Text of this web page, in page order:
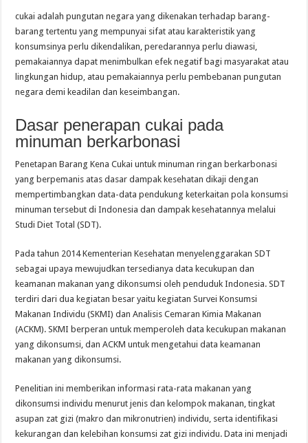
cukai adalah pungutan negara yang dikenakan terhadap barang-
barang tertentu yang mempunyai sifat atau karakteristik yang
konsumsinya perlu dikendalikan, peredarannya perlu diawasi,
pemakaiannya dapat menimbulkan efek negatif bagi masyarakat atau
lingkungan hidup, atau pemakaiannya perlu pembebanan pungutan
negara demi keadilan dan keseimbangan.
Dasar penerapan cukai pada
minuman berkarbonasi
Penetapan Barang Kena Cukai untuk minuman ringan berkarbonasi
yang berpemanis atas dasar dampak kesehatan dikaji dengan
mempertimbangkan data-data pendukung keterkaitan pola konsumsi
minuman tersebut di Indonesia dan dampak kesehatannya melalui
Studi Diet Total (SDT).
Pada tahun 2014 Kementerian Kesehatan menyelenggarakan SDT
sebagai upaya mewujudkan tersedianya data kecukupan dan
keamanan makanan yang dikonsumsi oleh penduduk Indonesia. SDT
terdiri dari dua kegiatan besar yaitu kegiatan Survei Konsumsi
Makanan Individu (SKMI) dan Analisis Cemaran Kimia Makanan
(ACKM). SKMI berperan untuk memperoleh data kecukupan makanan
yang dikonsumsi, dan ACKM untuk mengetahui data keamanan
makanan yang dikonsumsi.
Penelitian ini memberikan informasi rata-rata makanan yang
dikonsumsi individu menurut jenis dan kelompok makanan, tingkat
asupan zat gizi (makro dan mikronutrien) individu, serta identifikasi
kekurangan dan kelebihan konsumsi zat gizi individu. Data ini menjadi